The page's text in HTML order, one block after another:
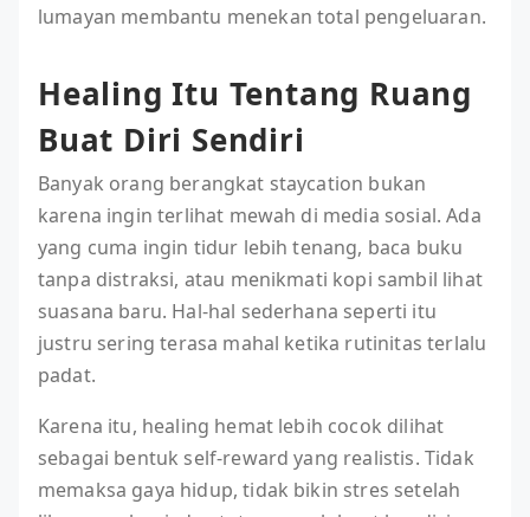
lumayan membantu menekan total pengeluaran.
Healing Itu Tentang Ruang
Buat Diri Sendiri
Banyak orang berangkat staycation bukan
karena ingin terlihat mewah di media sosial. Ada
yang cuma ingin tidur lebih tenang, baca buku
tanpa distraksi, atau menikmati kopi sambil lihat
suasana baru. Hal-hal sederhana seperti itu
justru sering terasa mahal ketika rutinitas terlalu
padat.
Karena itu, healing hemat lebih cocok dilihat
sebagai bentuk self-reward yang realistis. Tidak
memaksa gaya hidup, tidak bikin stres setelah